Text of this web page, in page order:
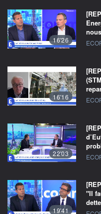
16'26
16'16
22'03
19'41
"Il